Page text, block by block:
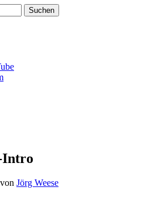
Intro
von Jörg Weese